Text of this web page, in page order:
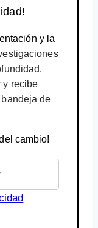
y la
y recibe
de
cambio!